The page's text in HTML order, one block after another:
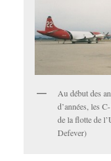
Au début des
d’années, les
de la flotte de
Defever)